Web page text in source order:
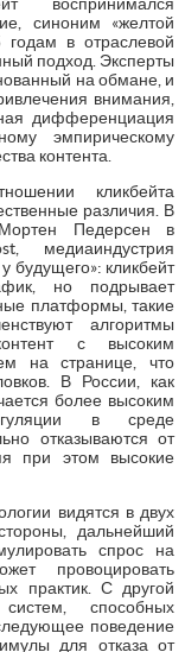
синоним «желтой
в отраслевой
подход. Эксперты
на обмане, и
внимания,
дифференциация
эмпирическому
контента.
кликбейта
различия. В
Педерсен в
медиаиндустрия
будущего»: кликбейт
но подрывает
платформы, такие
алгоритмы
с высоким
на странице, что
В России, как
более высоким
в среде
отказываются от
при этом высокие
видятся в двух
дальнейший
спрос на
провоцировать
практик. С другой
способных
поведение
для отказа от